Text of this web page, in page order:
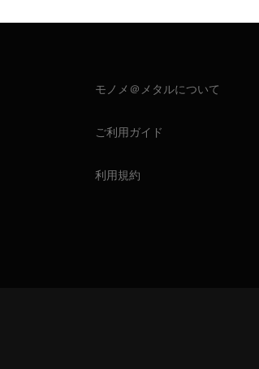
モノメ＠メタルについて
ご利用ガイド
利用規約